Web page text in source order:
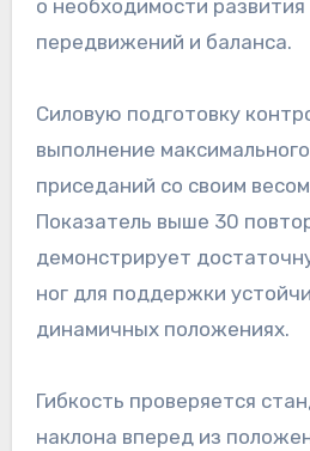
о необходимости
передвижений и баланса.
Силовую подготовку
выполнение
приседаний со своим
Показатель выше 30
демонстрирует
ног для поддержки
динамичных положениях.
Гибкость проверяется
наклона вперед из